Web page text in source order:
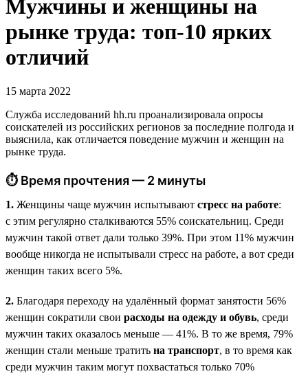
Мужчины и женщины на
рынке труда: топ-10 ярких
отличий
15 марта 2022
Служба исследований hh.ru проанализировала опросы
соискателей из российских регионов за последние полгода и
выяснила, как отличается поведение мужчин и женщин на
рынке труда.
⏱ Время прочтения — 2 минуты
1. Женщины чаще мужчин испытывают стресс на работе:
с этим регулярно сталкиваются 55% соискательниц. Среди
мужчин такой ответ дали только 39%. При этом 11% мужчин
вообще никогда не испытывали стресс на работе, а вот среди
женщин таких всего 5%.
2. Благодаря переходу на удалённый формат занятости 56%
женщин сократили свои расходы на одежду и обувь, среди
мужчин таких оказалось меньше — 41%. В то же время, 79%
женщин стали меньше тратить на транспорт, в то время как
среди мужчин таким могут похвастаться только 70%